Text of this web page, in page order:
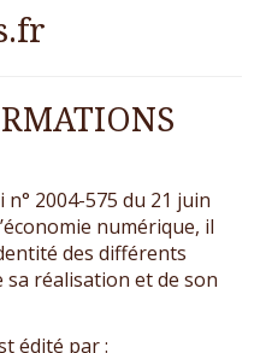
n° 2004-575 du 21 juin
numérique, il
des différents
sa réalisation et de son
édité par :